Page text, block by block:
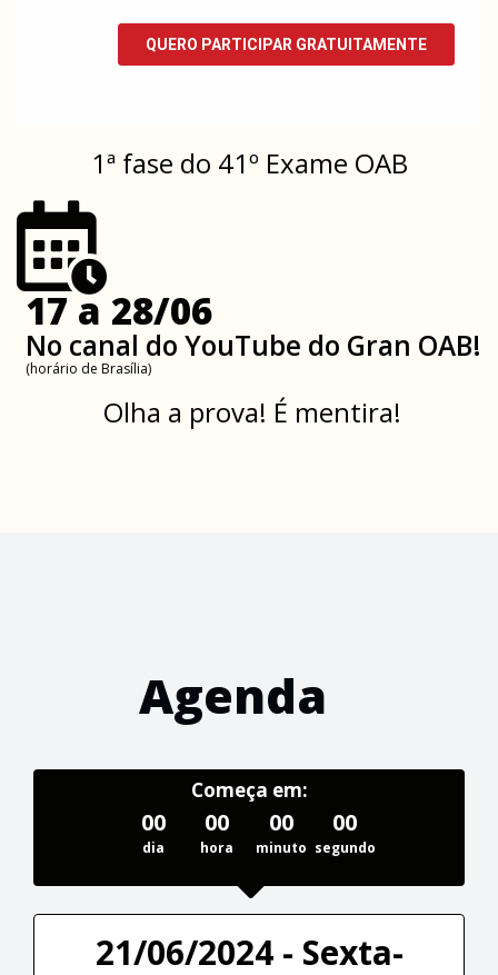
1ª fase do 41º Exame OAB
17 a 28/06
No canal do YouTube do Gran OAB!
(horário de Brasília)
Olha a prova! É mentira!
Agenda
Começa em:
00
dia
00
hora
00
minuto
00
segundo
21/06/2024 - Sexta-